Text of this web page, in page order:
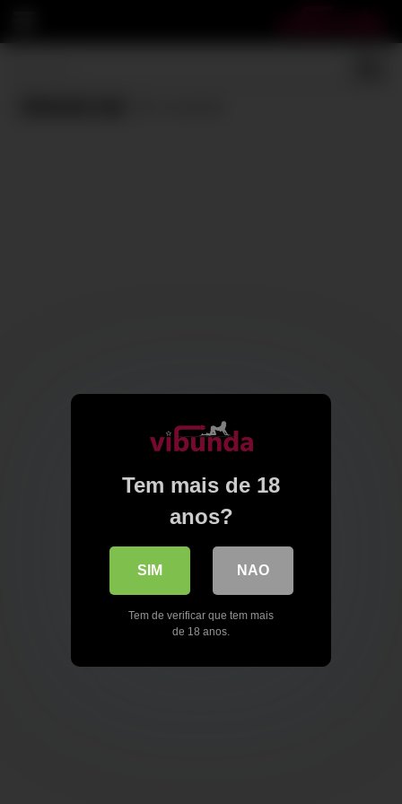
Tem mais de 18
anos?
SIM NAO
Tem de verificar que tem mais
de 18 anos.